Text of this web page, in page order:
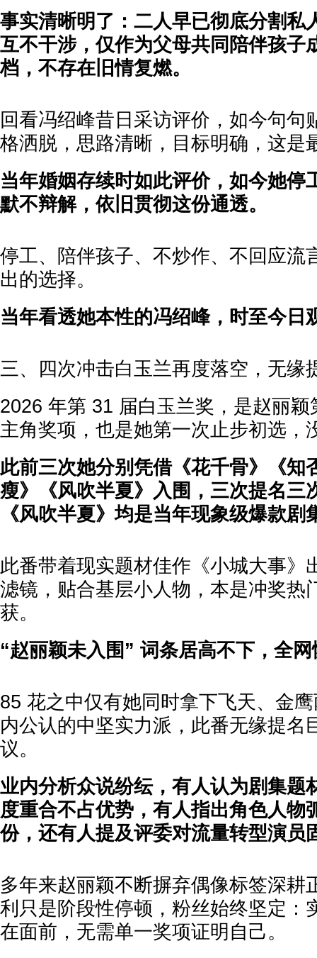
事实清晰明了：二人早已彻底分割私
互不干涉，仅作为父母共同陪伴孩子
档，不存在旧情复燃。
回看冯绍峰昔日采访评价，如今句句
格洒脱，思路清晰，目标明确，这是
当年婚姻存续时如此评价，如今她停
默不辩解，依旧贯彻这份通透。
停工、陪伴孩子、不炒作、不回应流
出的选择。
当年看透她本性的冯绍峰，时至今日
三、四次冲击白玉兰再度落空，无缘
2026 年第 31 届白玉兰奖，是赵丽
主角奖项，也是她第一次止步初选，
此前三次她分别凭借《花千骨》《知
瘦》《风吹半夏》入围，三次提名三
《风吹半夏》均是当年现象级爆款剧
此番带着现实题材佳作《小城大事》
滤镜，贴合基层小人物，本是冲奖热
获。
“赵丽颖未入围” 词条居高不下，全
85 花之中仅有她同时拿下飞天、金
内公认的中坚实力派，此番无缘提名
议。
业内分析众说纷纭，有人认为剧集题
度重合不占优势，有人指出角色人物
份，还有人提及评委对流量转型演员
多年来赵丽颖不断摒弃偶像标签深耕
利只是阶段性停顿，粉丝始终坚定：
在面前，无需单一奖项证明自己。